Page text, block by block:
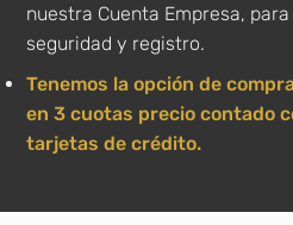
nuestra Cuenta Empresa, para
seguridad y registro.
Tenemos la opción de
en 3 cuotas precio contado
tarjetas de crédito.